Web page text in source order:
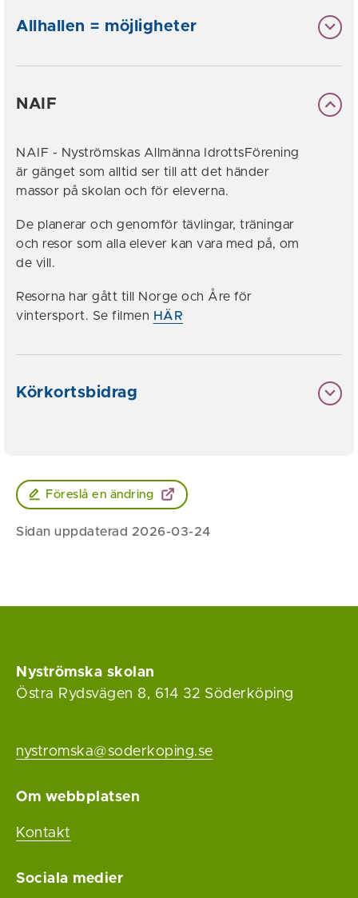
Allhallen = möjligheter
NAIF
NAIF - Nyströmskas Allmänna IdrottsFörening
är gänget som alltid ser till att det händer
massor på skolan och för eleverna.
De planerar och genomför tävlingar, träningar
och resor som alla elever kan vara med på, om
de vill.
Resorna har gått till Norge och Åre för
vintersport. Se filmen HÄR
Körkortsbidrag
Föreslå en ändring
Sidan uppdaterad 2026-03-24
Nyströmska skolan
Östra Rydsvägen 8, 614 32 Söderköping
nystromska@soderkoping.se
Om webbplatsen
Kontakt
Sociala medier